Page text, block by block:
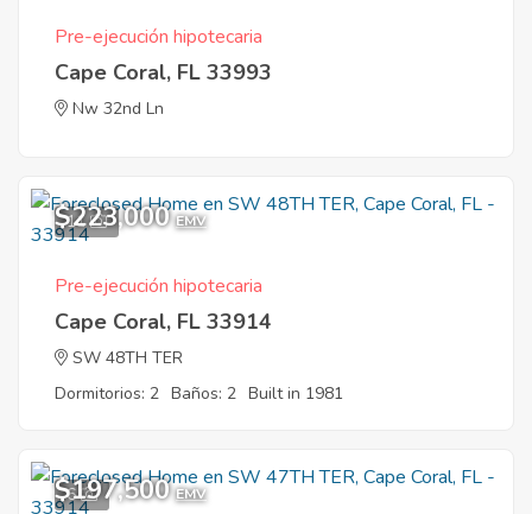
Pre-ejecución hipotecaria
Cape Coral, FL 33993
Nw 32nd Ln
11
$223,000 EMV
Pre-ejecución hipotecaria
Cape Coral, FL 33914
SW 48TH TER
Dormitorios: 2 Baños: 2 Built in 1981
6
$197,500 EMV